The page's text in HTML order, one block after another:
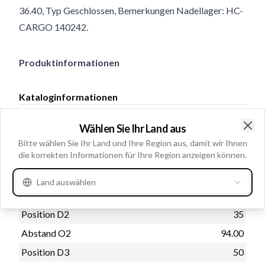
36.40, Typ Geschlossen, Bemerkungen Nadellager: HC-
CARGO 140242.
Produktinformationen
Kataloginformationen
Physische Informationen
Loch B2
M10
Position D2
35
Abstand O2
94.00
Position D3
50
Wählen Sie Ihr Land aus
Bitte wählen Sie Ihr Land und Ihre Region aus, damit wir Ihnen
die korrekten Informationen für Ihre Region anzeigen können.
Land auswählen